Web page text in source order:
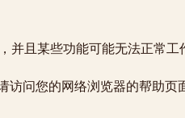
且某些功能可能无法正常工
问您的网络浏览器的帮助页